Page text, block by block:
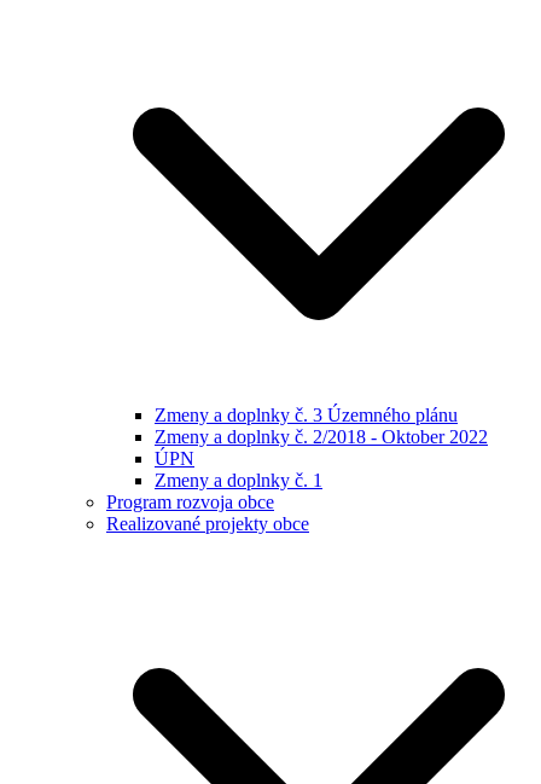
Zmeny a doplnky č. 3 Územného plánu
Zmeny a doplnky č. 2/2018 - Oktober 2022
ÚPN
Zmeny a doplnky č. 1
Program rozvoja obce
Realizované projekty obce